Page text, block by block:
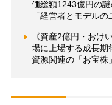
価総額1243億円の謎
「経営者とモデル
《資産2億円・おけ
場に上場する成長
資源関連の「お宝株